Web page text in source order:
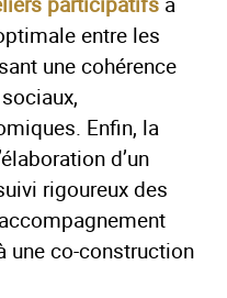
entre les
une cohérence
Enfin, la
d’un
rigoureux des
une co-construction